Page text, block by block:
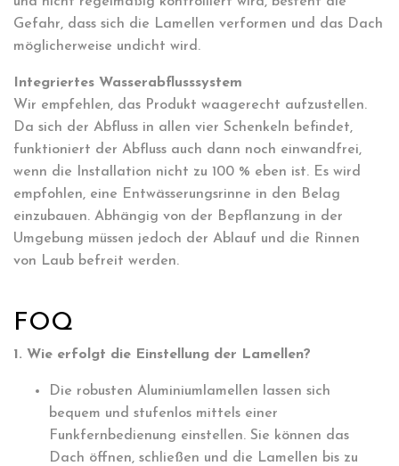
Gefahr, dass sich die Lamellen verformen und das Dach
möglicherweise undicht wird.
Integriertes Wasserabflusssystem
Wir empfehlen, das Produkt waagerecht aufzustellen.
Da sich der Abfluss in allen vier Schenkeln befindet,
funktioniert der Abfluss auch dann noch einwandfrei,
wenn die Installation nicht zu 100 % eben ist. Es wird
empfohlen, eine Entwässerungsrinne in den Belag
einzubauen. Abhängig von der Bepflanzung in der
Umgebung müssen jedoch der Ablauf und die Rinnen
von Laub befreit werden.
FOQ
1. Wie erfolgt die Einstellung der Lamellen?
Die robusten Aluminiumlamellen lassen sich
bequem und stufenlos mittels einer
Funkfernbedienung einstellen. Sie können das
Dach öffnen, schließen und die Lamellen bis zu